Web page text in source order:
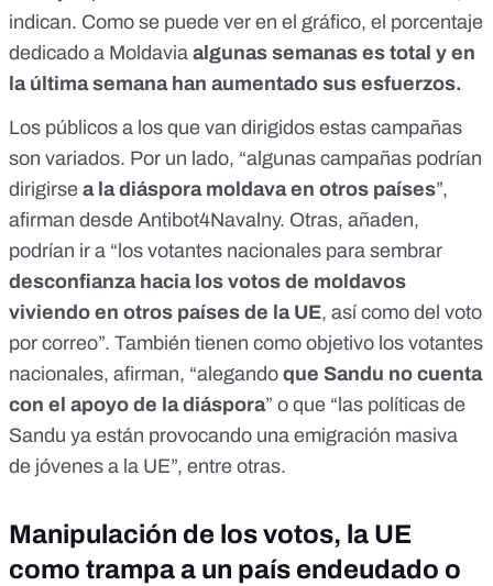
indican. Como se puede ver en el gráfico, el porcentaje
dedicado a Moldavia algunas semanas es total y en
la última semana han aumentado sus esfuerzos.
Los públicos a los que van dirigidos estas campañas
son variados. Por un lado, “algunas campañas podrían
dirigirse a la diáspora moldava en otros países”,
afirman desde Antibot4Navalny. Otras, añaden,
podrían ir a “los votantes nacionales para sembrar
desconfianza hacia los votos de moldavos
viviendo en otros países de la UE, así como del voto
por correo”. También tienen como objetivo los votantes
nacionales, afirman, “alegando que Sandu no cuenta
con el apoyo de la diáspora” o que “las políticas de
Sandu ya están provocando una emigración masiva
de jóvenes a la UE”, entre otras.
Manipulación de los votos, la UE
como trampa a un país endeudado o